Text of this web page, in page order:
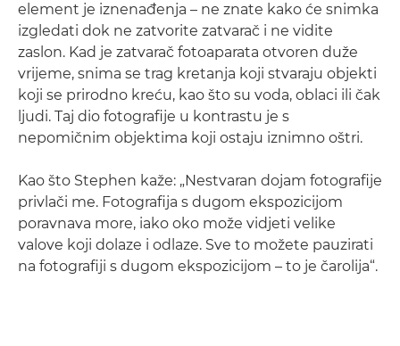
element je iznenađenja – ne znate kako će snimka
izgledati dok ne zatvorite zatvarač i ne vidite
zaslon. Kad je zatvarač fotoaparata otvoren duže
vrijeme, snima se trag kretanja koji stvaraju objekti
koji se prirodno kreću, kao što su voda, oblaci ili čak
ljudi. Taj dio fotografije u kontrastu je s
nepomičnim objektima koji ostaju iznimno oštri.
Kao što Stephen kaže: „Nestvaran dojam fotografije
privlači me. Fotografija s dugom ekspozicijom
poravnava more, iako oko može vidjeti velike
valove koji dolaze i odlaze. Sve to možete pauzirati
na fotografiji s dugom ekspozicijom – to je čarolija“.